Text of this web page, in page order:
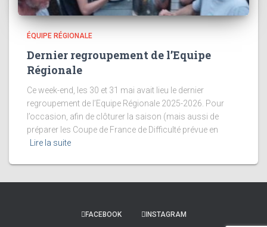
ÉQUIPE RÉGIONALE
Dernier regroupement de l’Equipe
Régionale
Ce week-end, les 30 et 31 mai avait lieu le dernier
regroupement de l’Equipe Régionale 2025-2026. Pour
l’occasion, afin de clôturer la saison (mais aussi de
préparer les Coupe de France de Difficulté prévue en
Lire la suite
FACEBOOK INSTAGRAM